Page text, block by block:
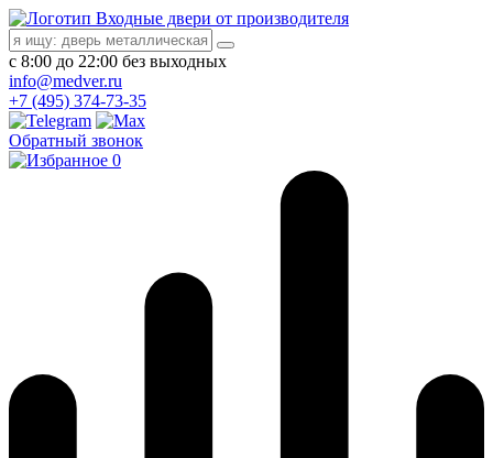
Входные двери от производителя
с 8:00 до 22:00 без выходных
info@medver.ru
+7 (495) 374-73-35
Обратный звонок
0